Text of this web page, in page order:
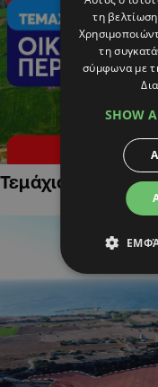
Τεμάχια Γης σε
τη
τη
σύμφωνα με
SHOW